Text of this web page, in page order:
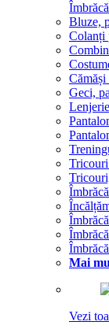
Bluze,
Colanți
Geci,
Mai
Vezi